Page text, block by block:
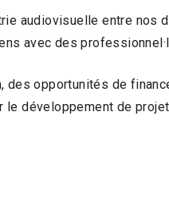
audiovisuelle entre nos
avec des
des opportunités de
développement de